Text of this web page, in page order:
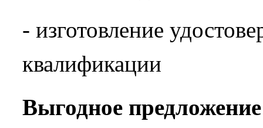
- изготовление
квалификации
Выгодное